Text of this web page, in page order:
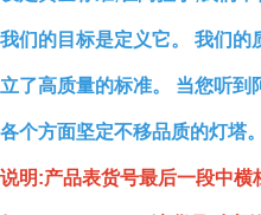
我们的目标是定义它。 我们的
立了高质量的标准。 当您听
各个方面坚定不移品质的灯塔。
说明:产品表货号最后一段中横